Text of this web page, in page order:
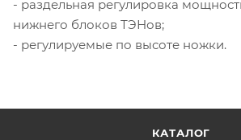
- раздельная регулировка
нижнего блоков ТЭНов;
- регулируемые по высоте ножки.
КАТАЛОГ